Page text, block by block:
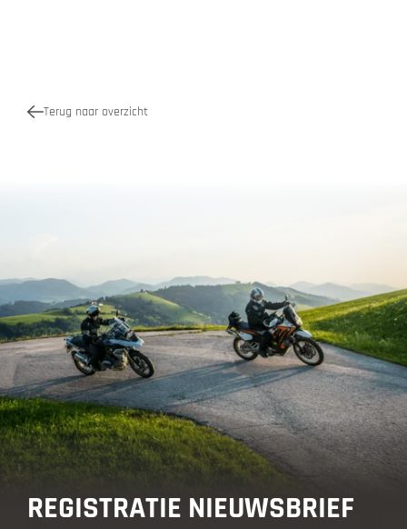
Terug naar overzicht
REGISTRATIE NIEUWSBRIEF